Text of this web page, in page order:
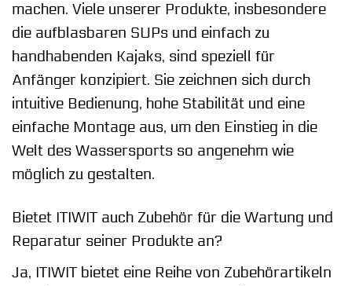
machen. Viele unserer Produkte, insbesondere
die aufblasbaren SUPs und einfach zu
handhabenden Kajaks, sind speziell für
Anfänger konzipiert. Sie zeichnen sich durch
intuitive Bedienung, hohe Stabilität und eine
einfache Montage aus, um den Einstieg in die
Welt des Wassersports so angenehm wie
möglich zu gestalten.
Bietet ITIWIT auch Zubehör für die Wartung und
Reparatur seiner Produkte an?
Ja, ITIWIT bietet eine Reihe von Zubehörartikeln